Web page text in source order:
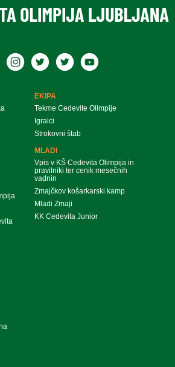
EKIPA
Tekme Cedevite Olimpije
Igralci
Strokovni štab
MLADI
Vpis v KŠ Cedevita Olimpija in
pravilniki ter cenik mesečnih
vadnin
Zmajčkov košarkarski kamp
Mladi Zmaji
KK Cedevita Junior